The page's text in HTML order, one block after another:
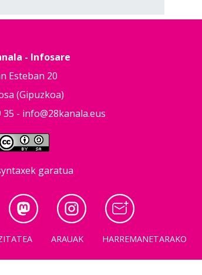
- Infosare
Esteban 20
(Gipuzkoa)
35 - info@28kanala.eus
garatua
ARAUAK HARREMANETARAKO